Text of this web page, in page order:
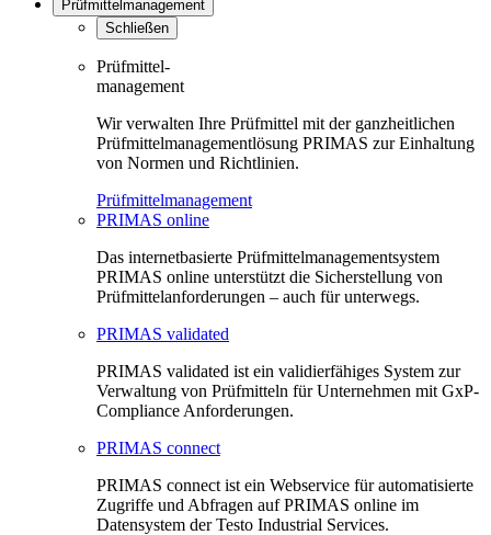
Prüfmittelmanagement
Schließen
Prüfmittel-
management
Wir verwalten Ihre Prüfmittel mit der ganzheitlichen
Prüfmittelmanagementlösung PRIMAS zur Einhaltung
von Normen und Richtlinien.
Prüfmittelmanagement
PRIMAS online
Das internetbasierte Prüfmittelmanagementsystem
PRIMAS online unterstützt die Sicherstellung von
Prüfmittelanforderungen – auch für unterwegs.
PRIMAS validated
PRIMAS validated ist ein validierfähiges System zur
Verwaltung von Prüfmitteln für Unternehmen mit GxP-
Compliance Anforderungen.
PRIMAS connect
PRIMAS connect ist ein Webservice für automatisierte
Zugriffe und Abfragen auf PRIMAS online im
Datensystem der Testo Industrial Services.